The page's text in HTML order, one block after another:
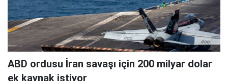
ABD ordusu İran savaşı için 200 milyar dolar
ek kaynak istiyor